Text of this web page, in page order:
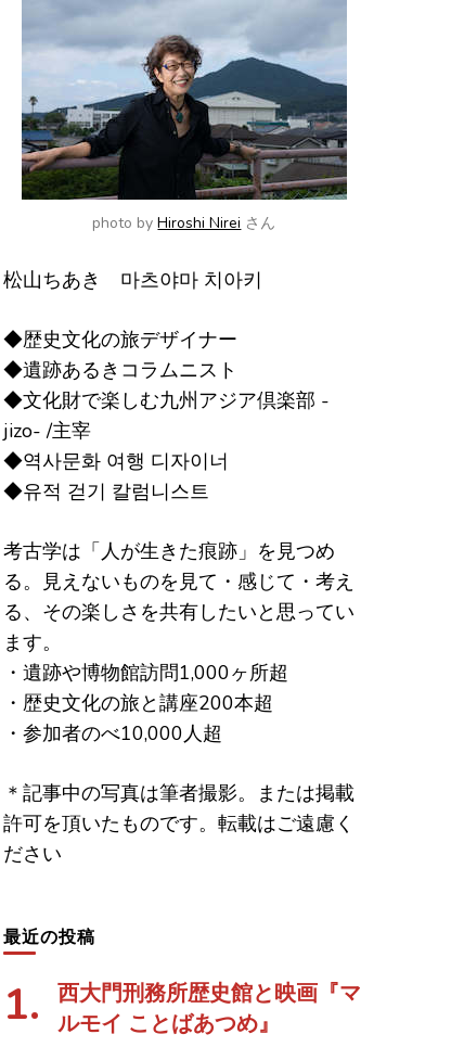
す
photo byHiroshi Nirei さん
松山ちあき 마츠야마 치아키
◆歴史文化の旅デザイナー
◆遺跡あるきコラムニスト
◆文化財で楽しむ九州アジア倶楽部 -
jizo- /主宰
◆역사문화 여행 디자이너
◆유적 걷기 칼럼니스트
考古学は「人が生きた痕跡」を見つめ
る。見えないものを見て・感じて・考え
る、その楽しさを共有したいと思ってい
ます。
・遺跡や博物館訪問1,000ヶ所超
・歴史文化の旅と講座200本超
・参加者のべ10,000人超
＊記事中の写真は筆者撮影。または掲載
許可を頂いたものです。転載はご遠慮く
ださい
最近の投稿
西大門刑務所歴史館と映画『マ
ルモイ ことばあつめ』